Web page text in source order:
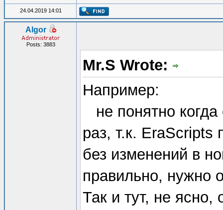
24.04.2019 14:01
Algor
Posts: 3883
Mr.S Wrote:
Например:
не понятно
раз, т.к.
без изменений в
правильно, нужно
Так и тут, не ясно,